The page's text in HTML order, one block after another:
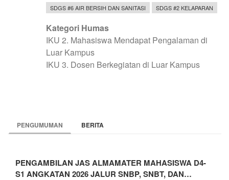
SDGS #6 AIR BERSIH DAN SANITASI
SDGS #2 KELAPARAN
Kategori Humas
IKU 2. Mahasiswa Mendapat Pengalaman di
Luar Kampus
IKU 3. Dosen Berkegiatan di Luar Kampus
PENGUMUMAN BERITA
PENGAMBILAN JAS ALMAMATER MAHASISWA D4-
S1 ANGKATAN 2026 JALUR SNBP, SNBT, DAN…